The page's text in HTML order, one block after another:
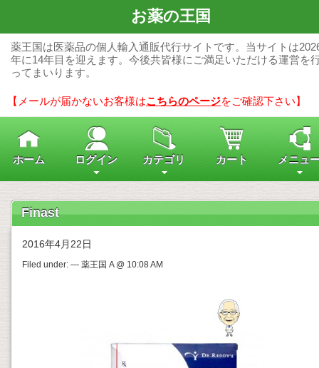
お薬の王国
薬王国は医薬品の個人輸入通販代行サイトです。当サイトは
年に14年目を迎えます。今後共皆様にご満足いただける運営を
ってまいります。
【メールが届かないお客様はこちらのページをご確認下さい】
ホーム ログイン カテゴリ カート メニュ
Finast
2016年4月22日
Filed under: — 薬王国 A @ 10:08 AM